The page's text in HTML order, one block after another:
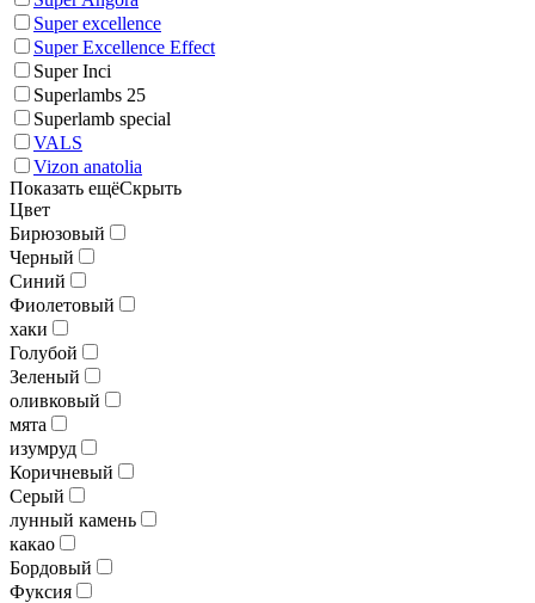
Super excellence
Super Excellence Effect
Super Inci
Superlambs 25
Superlamb special
VALS
Vizon anatolia
Показать ещёСкрыть
Цвет
Бирюзовый
Черный
Синий
Фиолетовый
хаки
Голубой
Зеленый
оливковый
мята
изумруд
Коричневый
Серый
лунный камень
какао
Бордовый
Фуксия